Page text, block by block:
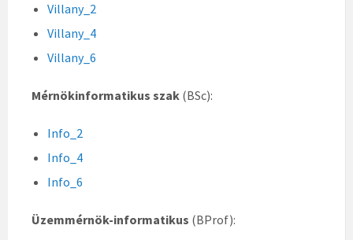
Villany_2
Villany_4
Villany_6
Mérnökinformatikus szak (BSc):
Info_2
Info_4
Info_6
Üzemmérnök-informatikus (BProf):